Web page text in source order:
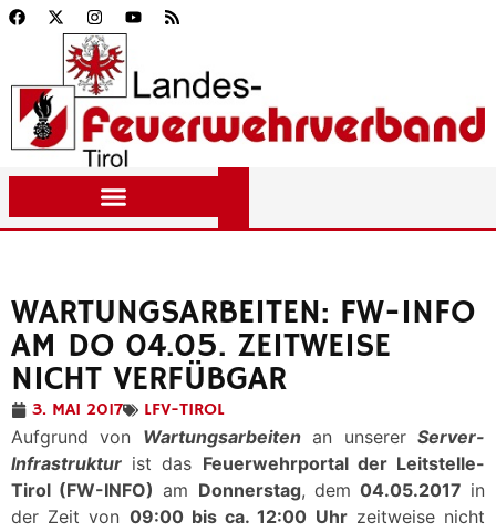
WARTUNGSARBEITEN: FW-INFO
AM DO 04.05. ZEITWEISE
NICHT VERFÜBGAR
3. MAI 2017
LFV-TIROL
Aufgrund von Wartungsarbeiten an unsererServer-
Infrastruktur ist das Feuerwehrportal der Leitstelle-
Tirol (FW-INFO) am Donnerstag, dem 04.05.2017 in
der Zeit von 09:00 bis ca. 12:00 Uhrzeitweise nicht